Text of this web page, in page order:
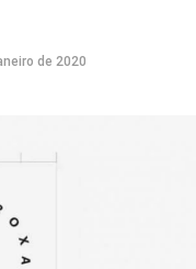
de 2020